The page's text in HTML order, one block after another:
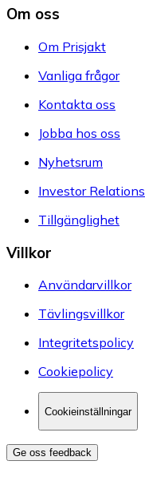
Om oss
Om Prisjakt
Vanliga frågor
Kontakta oss
Jobba hos oss
Nyhetsrum
Investor Relations
Tillgänglighet
Villkor
Användarvillkor
Tävlingsvillkor
Integritetspolicy
Cookiepolicy
Cookieinställningar
Ge oss feedback